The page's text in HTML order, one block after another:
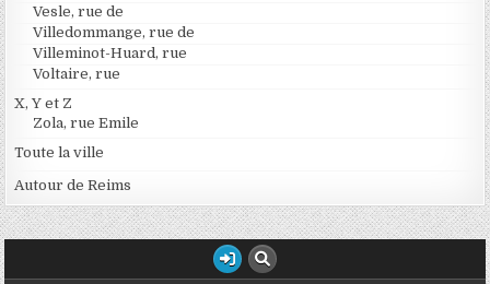
Vesle, rue de
Villedommange, rue de
Villeminot-Huard, rue
Voltaire, rue
X, Y et Z
Zola, rue Emile
Toute la ville
Autour de Reims